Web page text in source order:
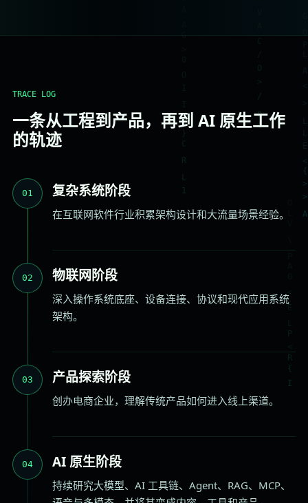
TRACE LOG
一条从工程到产品，再到 AI 原生工作
的轨迹
01 复杂系统阶段
在互联网软件行业积累架构设计和大流量场景经验。
02 物联网阶段
深入操作系统底座、设备连接、协议和现代应用系统
架构。
03 产品探索阶段
创办电商企业，理解传统产品如何进入线上渠道。
04 AI 原生阶段
持续研究大模型、AI 工具链、Agent、RAG、MCP、